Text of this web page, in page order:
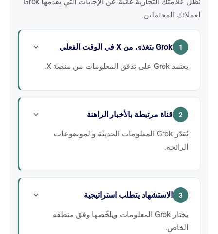
لعملائك المحتملين.
Grok يتغذى من X في الوقت الفعلي
يعتمد Grok على تدفق المعلومات من منصة X.
حضورك ونشاطك على X يؤثران مباشرةً على ما يعرفه
على الشبكة.
قناة مرتبطة بالأخبار الراهنة
يُقدّر Grok المعلومات الحديثة والموضوعات
الرائجة.
بالنسبة للعلامات التجارية التي تُشكّل الأخبار أو المحتوى
الذكاءات الاصطناعية الأكثر ثباتاً.
الاستشهاد يتطلب استراتيجية
يختار Grok المعلومات ويلخّصها وفق منطقه
الخاص.